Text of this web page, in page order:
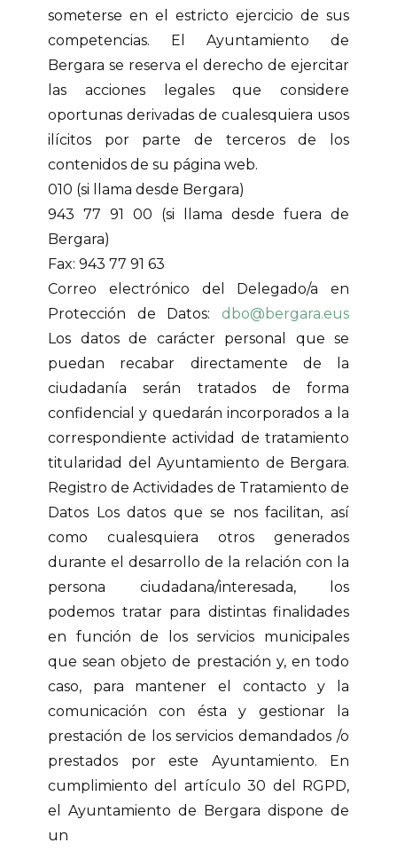
someterse en el estricto ejercicio de sus
competencias. El Ayuntamiento de
Bergara se reserva el derecho de ejercitar
las acciones legales que considere
oportunas derivadas de cualesquiera usos
ilícitos por parte de terceros de los
contenidos de su página web.
010 (si llama desde Bergara)
943 77 91 00 (si llama desde fuera de
Bergara)
Fax: 943 77 91 63
Correo electrónico del Delegado/a en
Protección de Datos: dbo@bergara.eus
Los datos de carácter personal que se
puedan recabar directamente de la
ciudadanía serán tratados de forma
confidencial y quedarán incorporados a la
correspondiente actividad de tratamiento
titularidad del Ayuntamiento de Bergara.
Registro de Actividades de Tratamiento de
Datos Los datos que se nos facilitan, así
como cualesquiera otros generados
durante el desarrollo de la relación con la
persona ciudadana/interesada, los
podemos tratar para distintas finalidades
en función de los servicios municipales
que sean objeto de prestación y, en todo
caso, para mantener el contacto y la
comunicación con ésta y gestionar la
prestación de los servicios demandados /o
prestados por este Ayuntamiento. En
cumplimiento del artículo 30 del RGPD,
el Ayuntamiento de Bergara dispone de
un